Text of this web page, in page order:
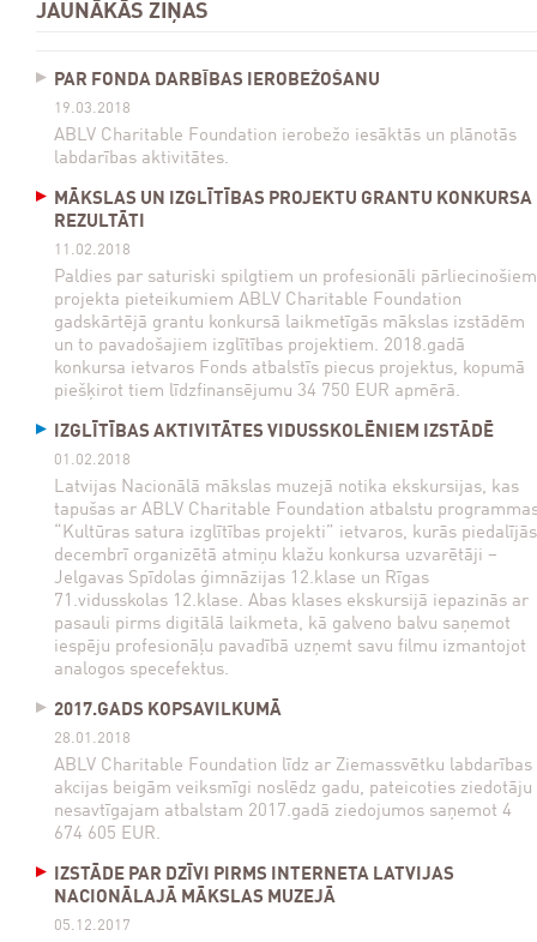
JAUNĀKĀS ZIŅAS
PAR FONDA DARBĪBAS IEROBEŽOŠANU
19.03.2018
ABLV Charitable Foundation ierobežo iesāktās un plānotās
labdarības aktivitātes.
MĀKSLAS UN IZGLĪTĪBAS PROJEKTU GRANTU KONKURSA
REZULTĀTI
11.02.2018
Paldies par saturiski spilgtiem un profesionāli pārliecinošiem
projekta pieteikumiem ABLV Charitable Foundation
gadskārtējā grantu konkursā laikmetīgās mākslas izstādēm
un to pavadošajiem izglītības projektiem. 2018.gadā
konkursa ietvaros Fonds atbalstīs piecus projektus, kopumā
piešķirot tiem līdzfinansējumu 34 750 EUR apmērā.
IZGLĪTĪBAS AKTIVITĀTES VIDUSSKOLĒNIEM IZSTĀDĒ
01.02.2018
Latvijas Nacionālā mākslas muzejā notika ekskursijas, kas
tapušas ar ABLV Charitable Foundation atbalstu
“Kultūras satura izglītības projekti” ietvaros, kurās piedalījās
decembrī organizētā atmiņu klažu konkursa uzvarētāji –
Jelgavas Spīdolas ģimnāzijas 12.klase un Rīgas
71.vidusskolas 12.klase. Abas klases ekskursijā iepazinās ar
pasauli pirms digitālā laikmeta, kā galveno balvu saņemot
iespēju profesionāļu pavadībā uzņemt savu filmu izmantojot
analogos specefektus.
2017.GADS KOPSAVILKUMĀ
28.01.2018
ABLV Charitable Foundation līdz ar Ziemassvētku labdarības
akcijas beigām veiksmīgi noslēdz gadu, pateicoties ziedotāju
nesavtīgajam atbalstam 2017.gadā ziedojumos saņemot 4
674 605 EUR.
IZSTĀDE PAR DZĪVI PIRMS INTERNETA LATVIJAS
NACIONĀLAJĀ MĀKSLAS MUZEJĀ
05.12.2017